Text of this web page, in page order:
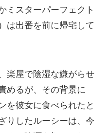
ミスターパーフェクト
は出番を前に帰宅して
楽屋で陰湿な嫌がらせ
めるが、その背景に
を彼女に食べられたと
りしたルーシーは、今